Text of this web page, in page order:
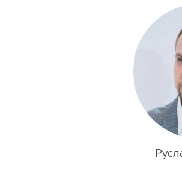
Открывая пленарную
от становления школы к
школы урбанистики
урбанистика прошла
одного из ключевых
развития страны. Сейчас
работают более 100
Александром
продолжает заряжать